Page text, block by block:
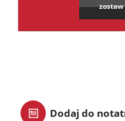
zostaw
Dodaj do